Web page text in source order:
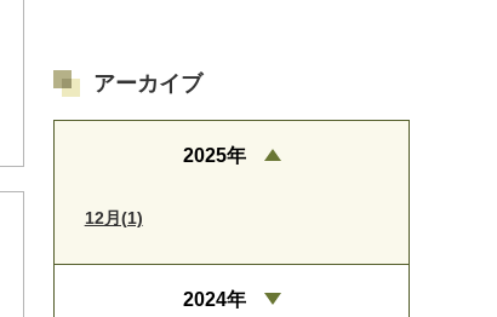
アーカイブ
2025年
12月(1)
2024年